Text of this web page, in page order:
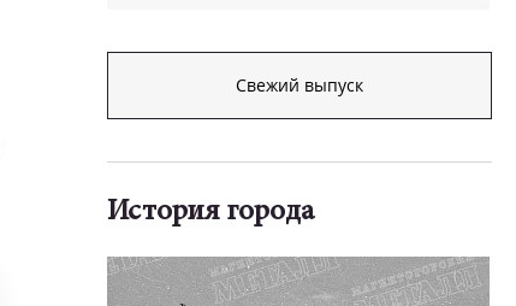
Свежий выпуск
История города